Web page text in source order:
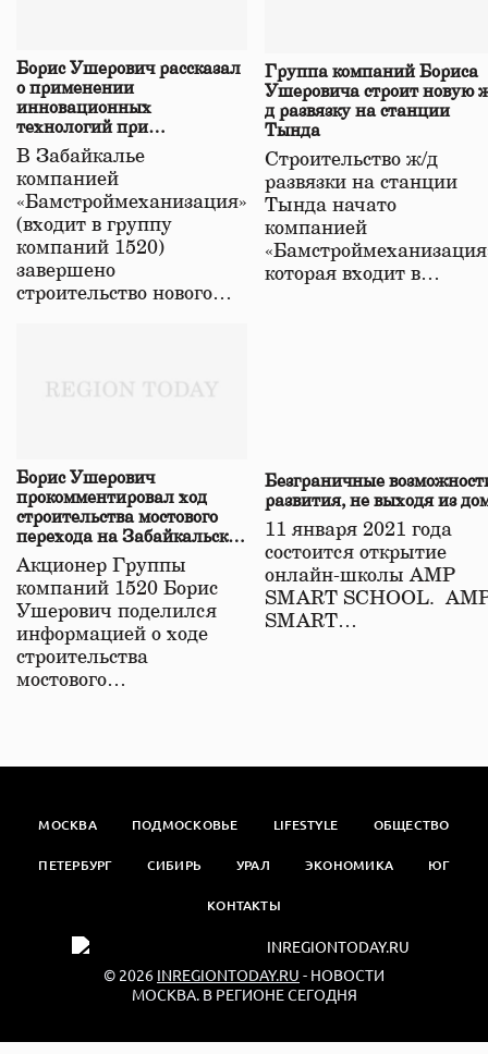
Борис Ушерович рассказал
о применении
инновационных
технологий при
строительстве нового моста
в Забайкалье
В Забайкалье
компанией
«Бамстроймеханизация»
(входит в группу
компаний 1520)
завершено
строительство нового…
Группа компаний Бориса
Ушеровича строит новую
д развязку на станции
Тында
Строительство ж/д
развязки на станции
Тында начато
компанией
которая входит в…
Борис Ушерович
прокомментировал ход
строительства мостового
перехода на Забайкальской
железной дороге
Акционер Группы
компаний 1520 Борис
Ушерович поделился
информацией о ходе
строительства
мостового…
Безграничные
развития, не выходя из
11 января 2021 года
состоится открытие
онлайн-школы АМР
SMART SCHOOL.
SMART…
МОСКВА ПОДМОСКОВЬЕ LIFESTYLE ОБЩЕСТВО
ПЕТЕРБУРГ СИБИРЬ УРАЛ ЭКОНОМИКА ЮГ
КОНТАКТЫ
© 2026 INREGIONTODAY.RU - НОВОСТИ
МОСКВА. В РЕГИОНЕ СЕГОДНЯ